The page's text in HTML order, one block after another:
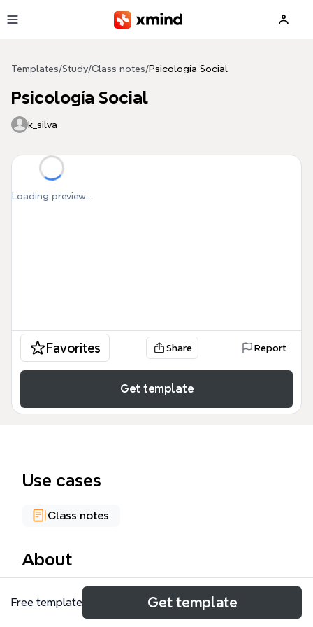
Templates/Study/Class notes/Psicología Social
Psicología Social
k_silva
Loading preview...
Favorites Share Report
Get template
Use cases
Class notes
About
La psicología social es la ciencia que estudia los
fenómenos sociales, intentando descubrir las leyes
Free template Get template